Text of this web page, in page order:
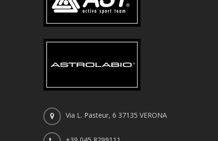
Via L. Pasteur, 6 37135 VERONA